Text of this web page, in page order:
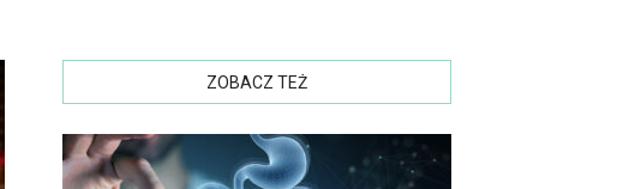
ZOBACZ TEŻ